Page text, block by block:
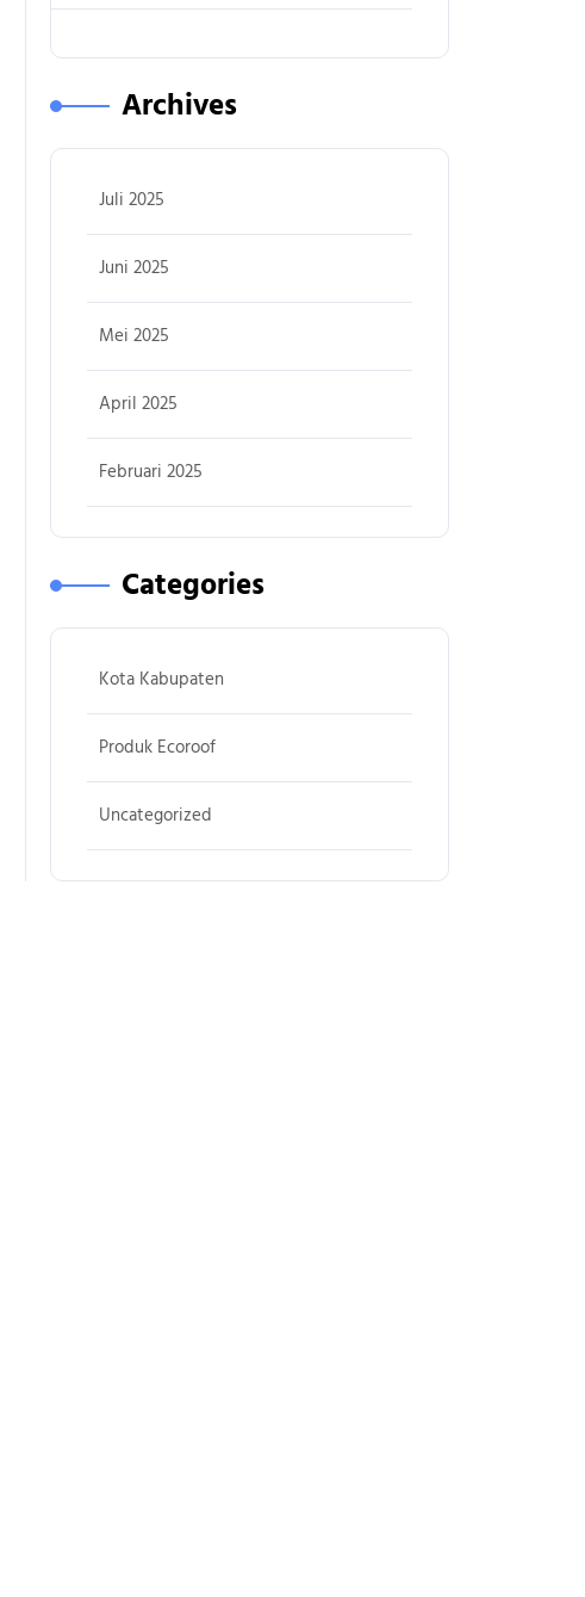
Archives
Juli 2025
Juni 2025
Mei 2025
April 2025
Februari 2025
Categories
Kota Kabupaten
Produk Ecoroof
Uncategorized